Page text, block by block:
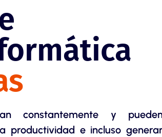
constantemente y
productividad e incluso generar